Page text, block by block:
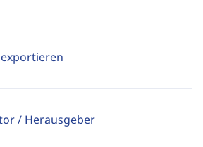
/ Herausgeber